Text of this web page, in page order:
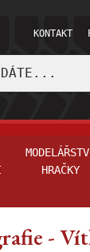
KONTAKT
HRAČKY
-